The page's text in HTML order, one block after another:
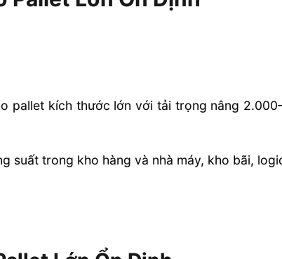
pallet kích thước lớn với tải trọng nâng
suất trong kho hàng và nhà máy, kho bãi,